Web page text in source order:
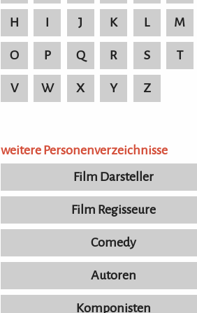
H I J K L M
O P Q R S T
V W X Y Z
weitere Personenverzeichnisse
Film Darsteller
Film Regisseure
Comedy
Autoren
Komponisten